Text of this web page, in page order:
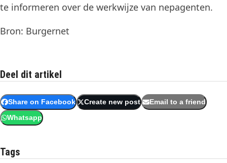
te informeren over de werkwijze van nepagenten.
Bron: Burgernet
Deel dit artikel
Share on Facebook Create new post Email to a friend
Whatsapp
Tags